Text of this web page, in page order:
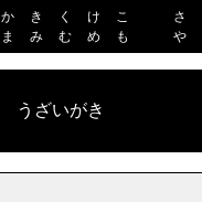
か き く け こ
さ
ま み む め も や
うざいがき